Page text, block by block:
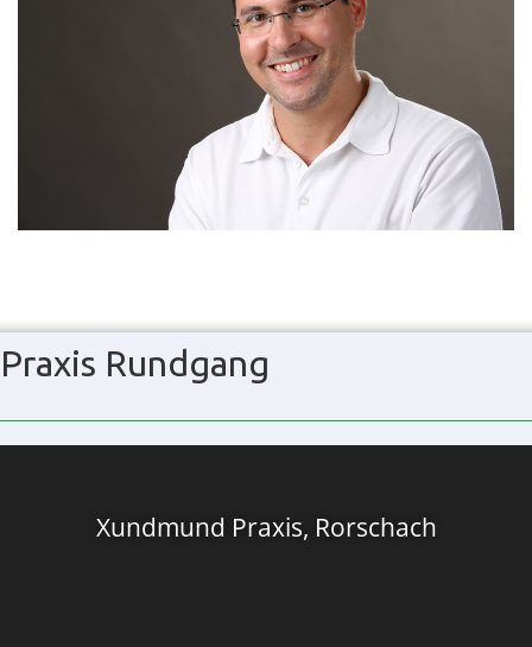
Praxis Rundgang